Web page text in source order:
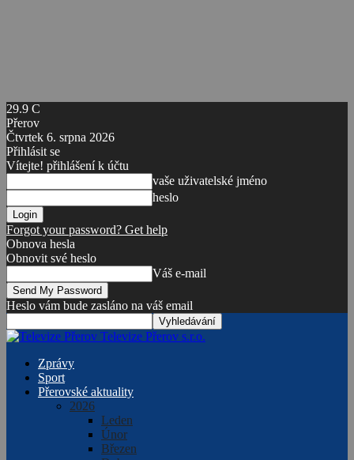
29.9 C
Přerov
Čtvrtek 6. srpna 2026
Přihlásit se
Vítejte! přihlášení k účtu
vaše uživatelské jméno
heslo
Forgot your password? Get help
Obnova hesla
Obnovit své heslo
Váš e-mail
Heslo vám bude zasláno na váš email
Televize Přerov s.r.o.
Zprávy
Sport
Přerovské aktuality
2026
Leden
Únor
Březen